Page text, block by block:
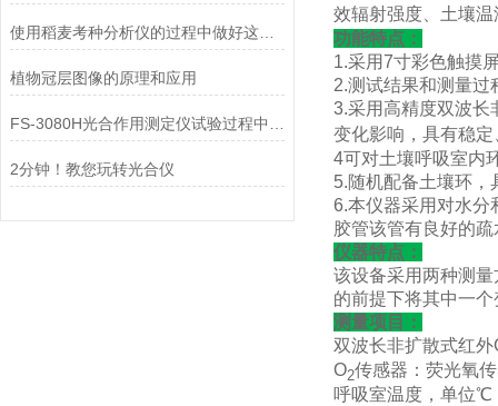
使用稻麦考种分析仪的过程中做好这些事项 好处多多
植物冠层图像的原理和应用
2分钟！教您玩转光合仪
效辐射强度、土壤
功能特点：
1.采用7寸彩色触摸
2.测试结果和测量过
3.采用高精度双波长
变化影响，具有稳
4可对土壤呼吸室内
5.随机配备土壤环
6.本仪器采用对水分
胶管该管有良好的
仪器特点：
该设备采用两种测
的前提下将其中一
测量项目：
双波长非扩散式红外
O2传感器：荧光氧
呼吸室温度，单位℃